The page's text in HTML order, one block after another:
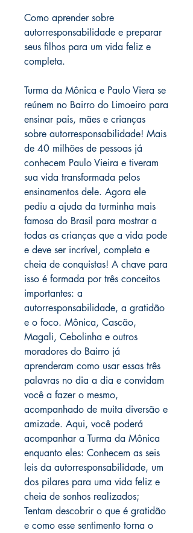
Como aprender sobre
autorresponsabilidade e preparar
seus filhos para um vida feliz e
completa.
Turma da Mônica e Paulo Viera se
reúnem no Bairro do Limoeiro para
ensinar pais, mães e crianças
sobre autorresponsabilidade! Mais
de 40 milhões de pessoas já
conhecem Paulo Vieira e tiveram
sua vida transformada pelos
ensinamentos dele. Agora ele
pediu a ajuda da turminha mais
famosa do Brasil para mostrar a
todas as crianças que a vida pode
e deve ser incrível, completa e
cheia de conquistas! A chave para
isso é formada por três conceitos
importantes: a
autorresponsabilidade, a gratidão
e o foco. Mônica, Cascão,
Magali, Cebolinha e outros
moradores do Bairro já
aprenderam como usar essas três
palavras no dia a dia e convidam
você a fazer o mesmo,
acompanhado de muita diversão e
amizade. Aqui, você poderá
acompanhar a Turma da Mônica
enquanto eles: Conhecem as seis
leis da autorresponsabilidade, um
dos pilares para uma vida feliz e
cheia de sonhos realizados;
Tentam descobrir o que é gratidão
e como esse sentimento torna o